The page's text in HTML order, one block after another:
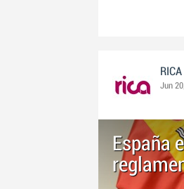
RICA
Jun
España